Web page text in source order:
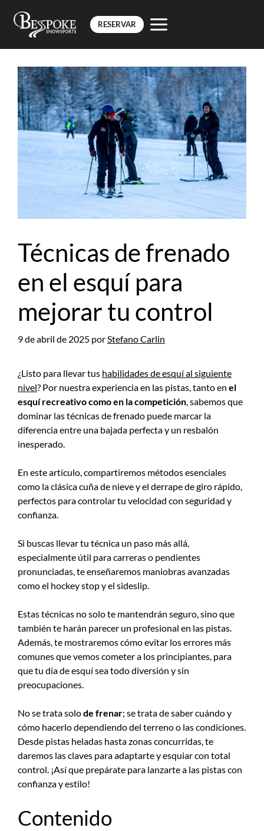
RESERVAR
contenido
Técnicas de frenado
en el esquí para
mejorar tu control
9 de abril de 2025 porStefano Carlin
¿Listo para llevar tus habilidades de esquí al siguiente
nivel? Por nuestra experiencia en las pistas, tanto en el
esquí recreativo como en la competición, sabemos que
dominar las técnicas de frenado puede marcar la
diferencia entre una bajada perfecta y un resbalón
inesperado.
En este artículo, compartiremos métodos esenciales
como la clásica cuña de nieve y el derrape de giro rápido,
perfectos para controlar tu velocidad con seguridad y
confianza.
Si buscas llevar tu técnica un paso más allá,
especialmente útil para carreras o pendientes
pronunciadas, te enseñaremos maniobras avanzadas
como el hockey stop y el sideslip.
Estas técnicas no solo te mantendrán seguro, sino que
también te harán parecer un profesional en las pistas.
Además, te mostraremos cómo evitar los errores más
comunes que vemos cometer a los principiantes, para
que tu día de esquí sea todo diversión y sin
preocupaciones.
No se trata solode frenar; se trata de saber cuándo y
cómo hacerlo dependiendo del terreno o las condiciones.
Desde pistas heladas hasta zonas concurridas, te
daremos las claves para adaptarte y esquiar con total
control. ¡Así que prepárate para lanzarte a las pistas con
confianza y estilo!
Contenido